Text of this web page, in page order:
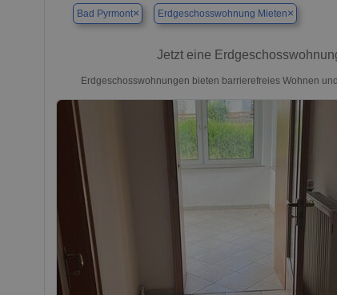
Bad Pyrmont× Erdgeschosswohnung Mieten×
Jetzt eine
Erdgeschosswohnungen bieten barrierefreies Wohnen